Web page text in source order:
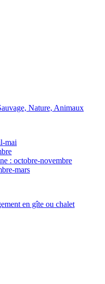
Nature, Animaux
mai
: octobre-novembre
mars
en gîte ou chalet